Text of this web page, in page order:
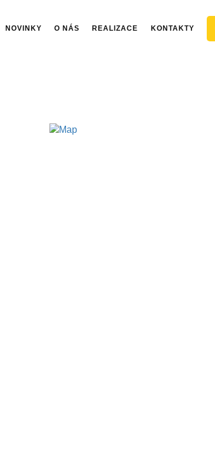
NOVINKY O NÁS REALIZACE KONTAKTY